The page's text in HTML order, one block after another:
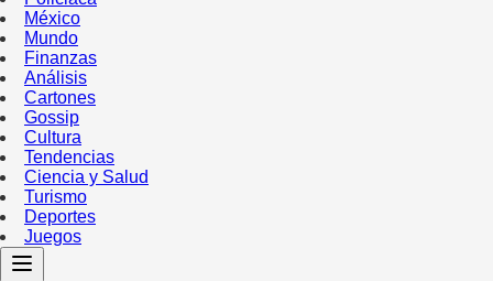
México
Mundo
Finanzas
Análisis
Cartones
Gossip
Cultura
Tendencias
Ciencia y Salud
Turismo
Deportes
Juegos